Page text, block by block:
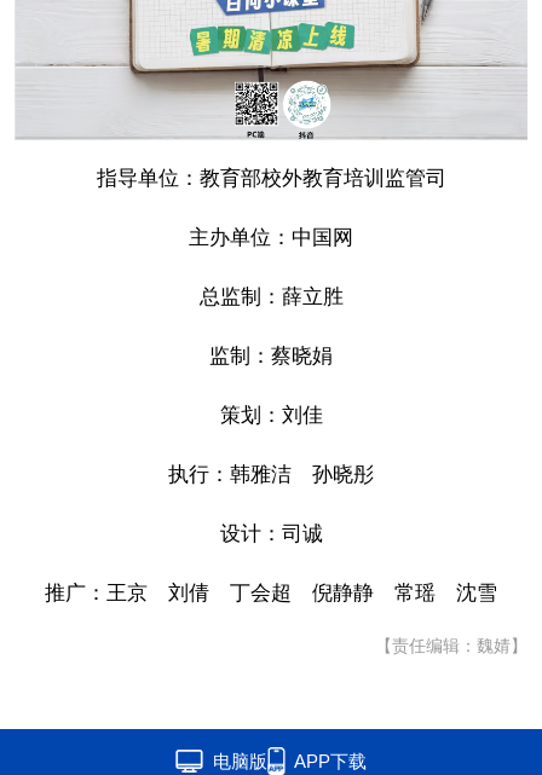
指导单位：教育部校外教育培训监管司
主办单位：中国网
总监制：薛立胜
监制：蔡晓娟
策划：刘佳
执行：韩雅洁 孙晓彤
设计：司诚
推广：王京 刘倩 丁会超 倪静静 常瑶 沈雪
【责任编辑：魏婧】
电脑版 APP下载